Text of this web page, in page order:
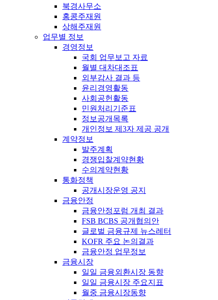
북경사무소
홍콩주재원
상해주재원
업무별 정보
경영정보
국회 업무보고 자료
월별 대차대조표
외부감사 결과 등
윤리경영활동
사회공헌활동
민원처리기준표
정보공개목록
개인정보 제3자 제공 공개
계약정보
발주계획
경쟁입찰계약현황
수의계약현황
통화정책
공개시장운영 공지
금융안정
금융안정포럼 개최 결과
FSB BCBS 공개협의안
글로벌 금융규제 뉴스레터
KOFR 주요 논의결과
금융안정 업무정보
금융시장
일일 금융외환시장 동향
일일 금융시장 주요지표
월중 금융시장동향